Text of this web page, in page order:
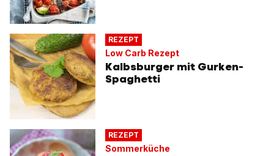
REZEPT
Low Carb Rezept
Kalbsburger mit Gurken-
Spaghetti
REZEPT
Sommerküche